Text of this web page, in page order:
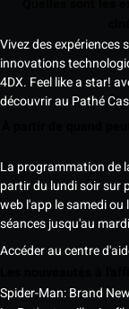
Vivez des expériences
innovations
4DX. Feel like a star!
découvrir au Pathé
La programmation de
partir du lundi soir sur
web l'app le samedi ou
séances jusqu'au
Accéder au centre
Spider-Man: Brand